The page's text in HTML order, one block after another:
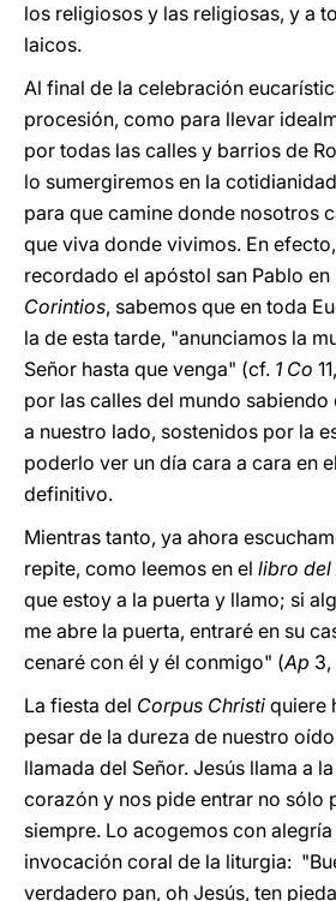
los religiosos y las religiosas, y a
laicos.
Al final de la celebración
procesión, como para llevar
por todas las calles y barrios de
lo sumergiremos en la
para que camine donde nosotros
que viva donde vivimos. En
recordado el apóstol san Pablo en
Corintios, sabemos que en toda
la de esta tarde, "anunciamos la
Señor hasta que venga" (cf. 1 Co
por las calles del mundo sabiendo
a nuestro lado, sostenidos por la
poderlo ver un día cara a cara en
definitivo.
Mientras tanto, ya ahora
repite, como leemos en el libro
que estoy a la puerta y llamo; si
me abre la puerta, entraré en su
cenaré con él y él conmigo" (Ap
La fiesta del Corpus Christi quiere
pesar de la dureza de nuestro
llamada del Señor. Jesús llama a
corazón y nos pide entrar no sólo
siempre. Lo acogemos con
invocación coral de la liturgia:
verdadero pan, oh Jesús, ten